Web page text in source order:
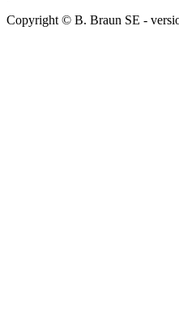
Copyright © B. Braun SE -